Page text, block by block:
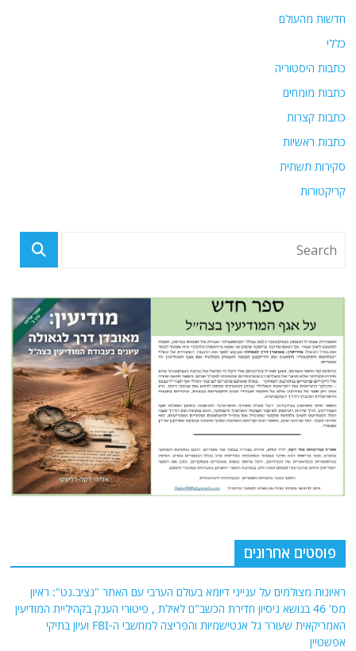
חדשות מהעולם
כללי
כתבות היסטוריה
כתבות מומחים
כתבות קצרות
כתבות ראשיות
סקירות תשתית
קריקטורות
פוסטים אחרונים
ראיונות מצולמים על ענייני דיומא בעולם הערבי עם האתר "נציב.נט": ראיון
מס' 46 בנושא ניסיון חדירת הכשב"ם לאילת , פיטורי הענק בקהיליית המודיעין
האמריקאית שעורר גל אנטישמיות והפריצה למחשבי ה-FBI ועיון בתיקי
אפשטיין